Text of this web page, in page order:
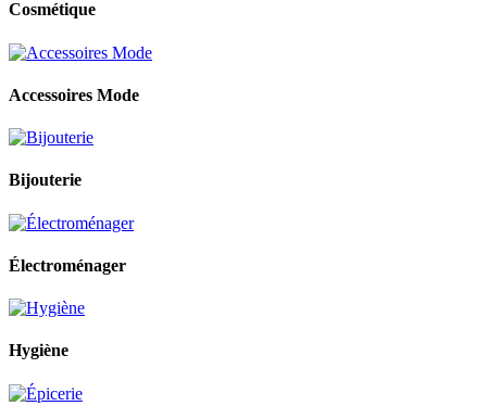
Cosmétique
Accessoires Mode
Bijouterie
Électroménager
Hygiène